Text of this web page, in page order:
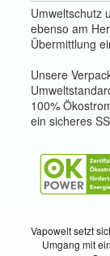
Umweltschutz
ebenso am
Übermittlung
Unsere
100%
ein sicheres
Vapowelt setzt
Umgang mit